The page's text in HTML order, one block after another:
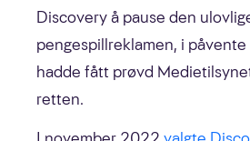
Discovery å pause den
pengespillreklamen, i
hadde fått prøvd
retten.